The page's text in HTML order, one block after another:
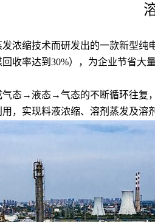
浓缩技术而研发出的一款新型
收率达到30%），为企业节省大
态→液态→气态的不断循环往复
，实现料液浓缩、溶剂蒸发及溶